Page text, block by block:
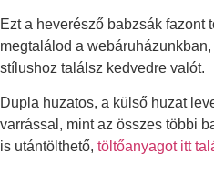
Ezt a heverésző babzsák fazont
megtalálod a
stílushoz találsz kedvedre valót.
Dupla huzatos, a külső huzat
varrással, mint az összes többi
is utántölthető, töltőanyagot itt